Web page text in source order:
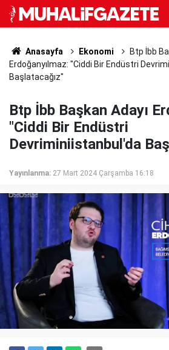
Anasayfa Ekonomi
Btp İbb
Erdoğanyılmaz: "Ciddi Bir Endüstri
Başlatacağız"
Btp İbb Başkan Adayı
"Ciddi Bir Endüstri
Devriminiistanbul'da
Yayınlanma: 27 Mart 2024 Çarşamba 16:18